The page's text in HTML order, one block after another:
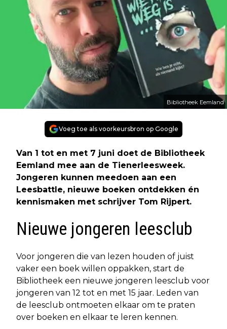
Bibliotheek Eemland
Voeg toe als voorkeursbron op Google
Van 1 tot en met 7 juni doet de Bibliotheek
Eemland mee aan de Tienerleesweek.
Jongeren kunnen meedoen aan een
Leesbattle, nieuwe boeken ontdekken én
kennismaken met schrijver Tom Rijpert.
Nieuwe jongeren leesclub
Voor jongeren die van lezen houden of juist
vaker een boek willen oppakken, start de
Bibliotheek een nieuwe jongeren leesclub voor
jongeren van 12 tot en met 15 jaar. Leden van
de leesclub ontmoeten elkaar om te praten
over boeken en elkaar te leren kennen.